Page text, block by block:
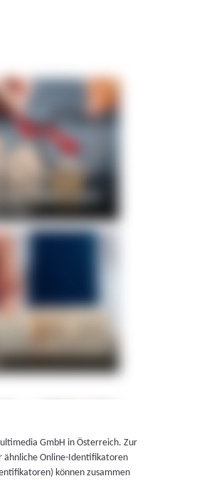
GmbH in Österreich. Zur
ähnliche Online-Identifikatoren
können zusammen